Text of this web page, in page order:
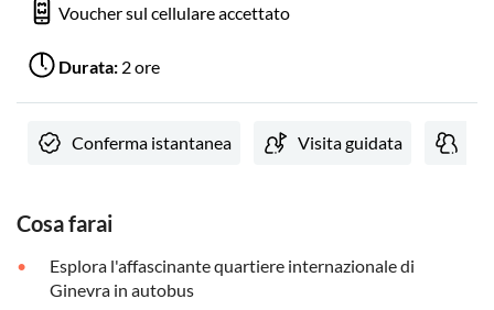
Voucher sul cellulare accettato
Durata: 2 ore
Conferma istantanea Visita guidata
Cosa farai
Esplora l'affascinante quartiere internazionale di
Ginevra in autobus